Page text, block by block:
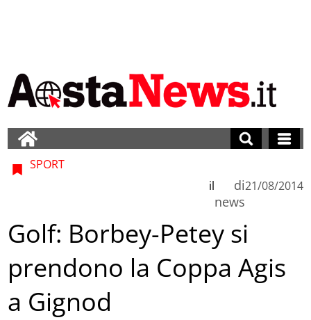
SPORT
di
news
il 21/08/2014
Golf: Borbey-Petey si
prendono la Coppa Agis
a Gignod